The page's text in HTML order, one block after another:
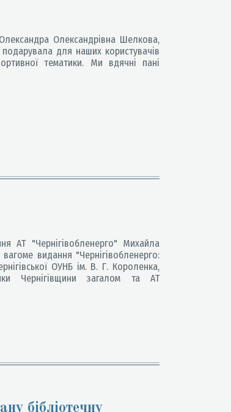
Олександрівна Шелкова,
для наших користувачів
тематики. Ми вдячні пані
АТ "Чернігівобленерго" Михайла
вагоме видання "Чернігівобленерго:
ОУНБ ім. В. Г. Короленка,
Чернігівщини загалом та АТ
бібліотечну